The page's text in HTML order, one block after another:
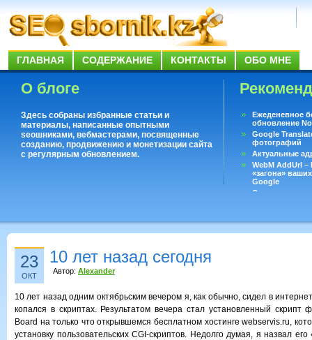
ГЛАВНАЯ СОДЕРЖАНИЕ КОНТАКТЫ ОБО МНЕ
О блоге
Здесь собраны избранные статьи и
материалы, написанные опытными
seoшниками, вебмастерами, посвященные
созданию, продвижению и монетизации сайта
с регулярным обновлением.
Ежеденевное
обновление
Google
фотографий
Актуальные
WebM AddUrl
«загона»
Google
Существует
23
ОКТ
10 лет назад сегодня
Автор: Alexander
10 лет назад одним октябрьским вечером я, как обычно, сидел в
копался в скриптах. Результатом вечера стал установленный скрипт
Board на только что открывшемся бесплатном хостинге webservis.ru,
установку пользовательских CGI-скриптов. Недолго думая, я назвал